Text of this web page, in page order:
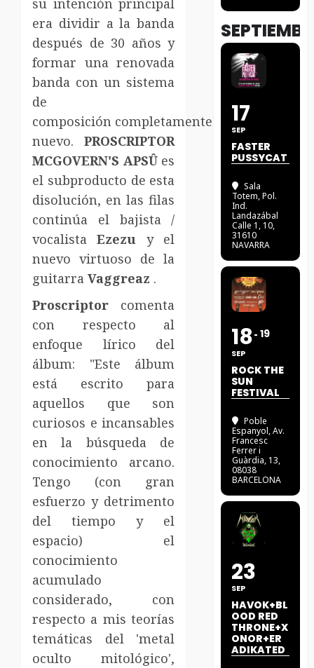
era dividir a la banda
después de 30 años y
formar una renovada
banda con un sistema
de
composición completamente
nuevo.PROSCRIPTOR
MCGOVERN'S APSÛes
el subproducto de esta
disolución, en las filas
continúa el bajista /
vocalistaEzezu y el
nuevo virtuoso de la
guitarra Vaggreaz .
Proscriptor comenta
con respecto al
enfoque lírico del
álbum: "Este álbum
está escrito para
aquellos que son
curiosos e incansables
en la búsqueda de
conocimiento arcano.
Tengo (con gran
esfuerzo y detrimento
del tiempo y el
espacio) el
conocimiento
acumulado
considerado, con
respecto a mis teorías
temáticas del 'metal
oculto mitológico',
17
SEP
FASTER
PUSSYCAT
Sala
Totem, Pol.
Ind.
Landazábal
Calle 1, 10,
31610
NAVARRA
18
SEP
19
ROCK THE
SUN
FESTIVAL
Poble
Espanyol, Av.
Francesc
Ferrer i
Guàrdia, 13,
08038
BARCELONA
23
SEP
HAVOK+BL
OOD RED
THRONE+X
ONOR+ER
ADIKATED